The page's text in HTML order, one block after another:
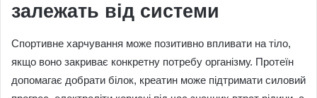
залежать від системи
Спортивне харчування може позитивно впливати на тіло,
якщо воно закриває конкретну потребу організму. Протеїн
допомагає добрати білок, креатин може підтримати силовий